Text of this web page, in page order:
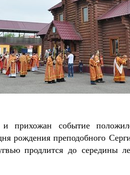
прихожан событие
рождения преподобного
продлится до середины